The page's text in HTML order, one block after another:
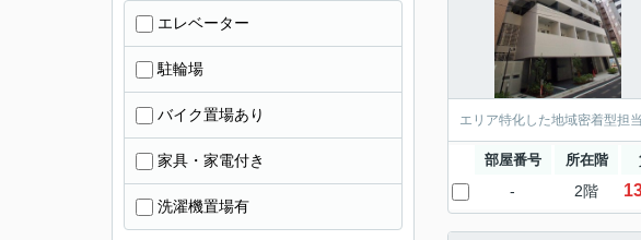
エリア特化した地域密着型担
部屋番号 所在階
- 2階
エレベーター
駐輪場
バイク置場あり
家具・家電付き
洗濯機置場有